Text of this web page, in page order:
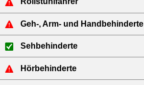
Geh-, Arm- und Handbehinderte
Sehbehinderte
Hörbehinderte